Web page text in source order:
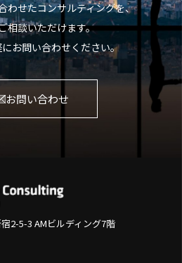
わせたコンサルティングを、
相談いただけます。
お問い合わせください。
お問い合わせ
2-5-3 AMビルディング7階